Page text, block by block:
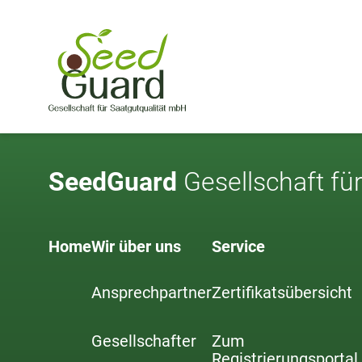
SeedGuard Gesellschaft
HomeWir über uns
Ansprechpartner
Gesellschafter
Service
Zertifikatsübersicht
Zum